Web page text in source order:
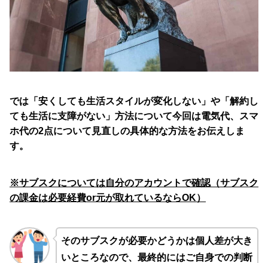
では「安くしても生活スタイルが変化しない」や「解約し
ても生活に支障がない」方法について今回は電気代、スマ
ホ代の2点について見直しの具体的な方法をお伝えしま
す。
※サブスクについては自分のアカウントで確認（サブスク
の課金は必要経費or元が取れているならOK）
そのサブスクが必要かどうかは個人差が大き
いところなので、最終的にはご自身での判断